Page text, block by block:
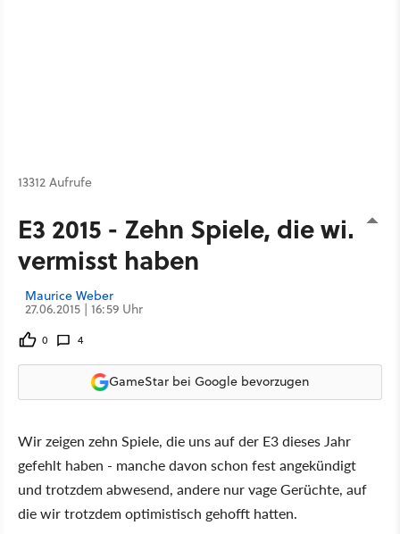
13312 Aufrufe
E3 2015 - Zehn Spiele, die wir
vermisst haben
Maurice Weber
27.06.2015 | 16:59 Uhr
0 4
GameStar bei Google bevorzugen
Wir zeigen zehn Spiele, die uns auf der E3 dieses Jahr
gefehlt haben - manche davon schon fest angekündigt
und trotzdem abwesend, andere nur vage Gerüchte, auf
die wir trotzdem optimistisch gehofft hatten.